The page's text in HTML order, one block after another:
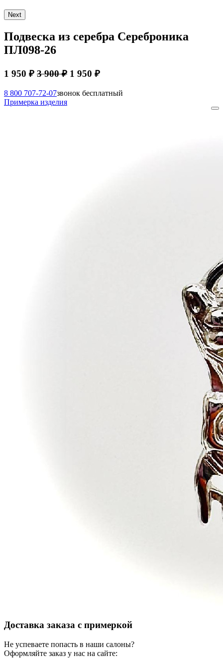
Next
Подвеска из серебра Сереброника
ПЛ098-26
1 950 ₽ 3 900 ₽ 1 950 ₽
8 800 707-72-07звонок бесплатный
Примерка изделия
Доставка заказа с примеркой
Не успеваете попасть в наши салоны?
Оформляйте заказ у нас на сайте: